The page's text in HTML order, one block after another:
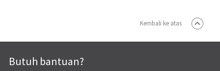
Kembali ke atas
Butuh bantuan?